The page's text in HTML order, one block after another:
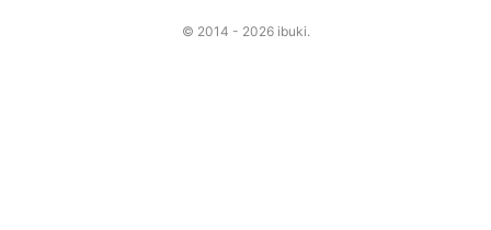
© 2014 - 2026ibuki.